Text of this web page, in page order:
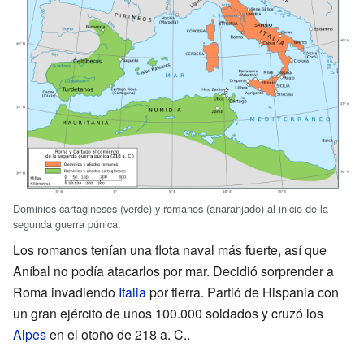
Dominios cartagineses (verde) y romanos (anaranjado) al inicio de la
segunda guerra púnica.
Los romanos tenían una flota naval más fuerte, así que
Aníbal no podía atacarlos por mar. Decidió sorprender a
Roma invadiendo Italiapor tierra. Partió de Hispania con
un gran ejército de unos 100.000 soldados y cruzó los
Alpesen el otoño de218 a. C..